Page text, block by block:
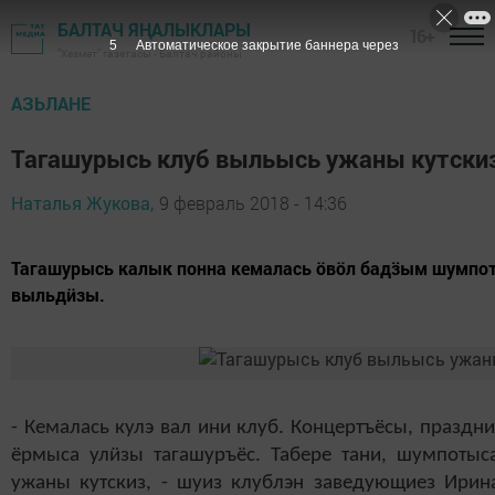
БАЛТАЧ ЯҢАЛЫКЛАРЫ
"Хезмәт" газетасы - Балтач районы
АЗЬЛАНЕ
Тагашурысь клуб выльысь ужаны
Наталья Жукова, 9 февраль 2018 - 14:36
Тагашурысь калык понна кемалась ӧвӧл бадӟым
выльдӥзы.
- Кемалась кулэ вал ини клуб. Концертъёсы,
ёрмыса улӥзы тагашуръёс. Табере тани,
ужаны кутскиз, - шуиз клублэн заведующиез
5 Автоматическое закрытие баннера через